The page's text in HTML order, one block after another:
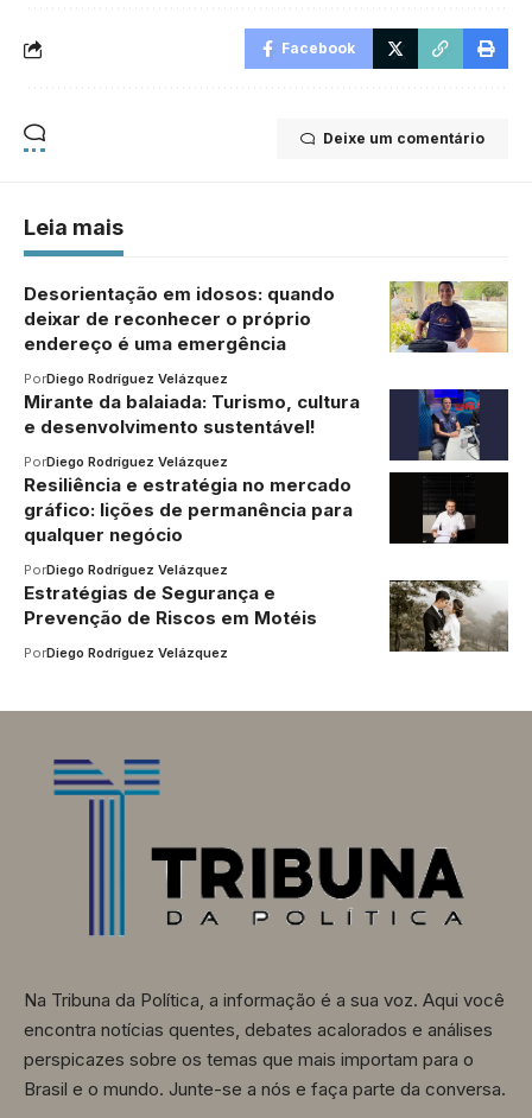
Facebook
Deixe um comentário
Leia mais
Desorientação em idosos: quando
deixar de reconhecer o próprio
endereço é uma emergência
PorDiego Rodríguez Velázquez
Mirante da balaiada: Turismo, cultura
e desenvolvimento sustentável!
PorDiego Rodríguez Velázquez
Resiliência e estratégia no mercado
gráfico: lições de permanência para
qualquer negócio
PorDiego Rodríguez Velázquez
Estratégias de Segurança e
Prevenção de Riscos em Motéis
PorDiego Rodríguez Velázquez
Na Tribuna da Política, a informação é a sua voz. Aqui você
encontra notícias quentes, debates acalorados e análises
perspicazes sobre os temas que mais importam para o
Brasil e o mundo. Junte-se a nós e faça parte da conversa.